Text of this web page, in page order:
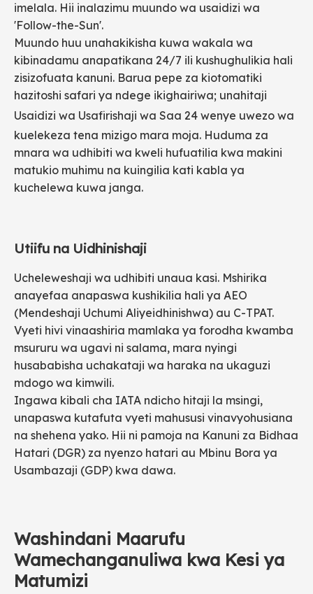
imelala. Hii inalazimu muundo wa usaidizi wa
'Follow-the-Sun'.
Muundo huu unahakikisha kuwa wakala wa
kibinadamu anapatikana 24/7 ili kushughulikia hali
zisizofuata kanuni. Barua pepe za kiotomatiki
hazitoshi safari ya ndege ikighairiwa; unahitaji
Usaidizi wa Usafirishaji wa Saa 24 wenye uwezo wa
kuelekeza tena mizigo mara moja. Huduma za
mnara wa udhibiti wa kweli hufuatilia kwa makini
matukio muhimu na kuingilia kati kabla ya
kuchelewa kuwa janga.
Utiifu na Uidhinishaji
Ucheleweshaji wa udhibiti unaua kasi. Mshirika
anayefaa anapaswa kushikilia hali ya AEO
(Mendeshaji Uchumi Aliyeidhinishwa) au C-TPAT.
Vyeti hivi vinaashiria mamlaka ya forodha kwamba
msururu wa ugavi ni salama, mara nyingi
husababisha uchakataji wa haraka na ukaguzi
mdogo wa kimwili.
Ingawa kibali cha IATA ndicho hitaji la msingi,
unapaswa kutafuta vyeti mahususi vinavyohusiana
na shehena yako. Hii ni pamoja na Kanuni za Bidhaa
Hatari (DGR) za nyenzo hatari au Mbinu Bora ya
Usambazaji (GDP) kwa dawa.
Washindani Maarufu
Wamechanganuliwa kwa Kesi ya
Matumizi